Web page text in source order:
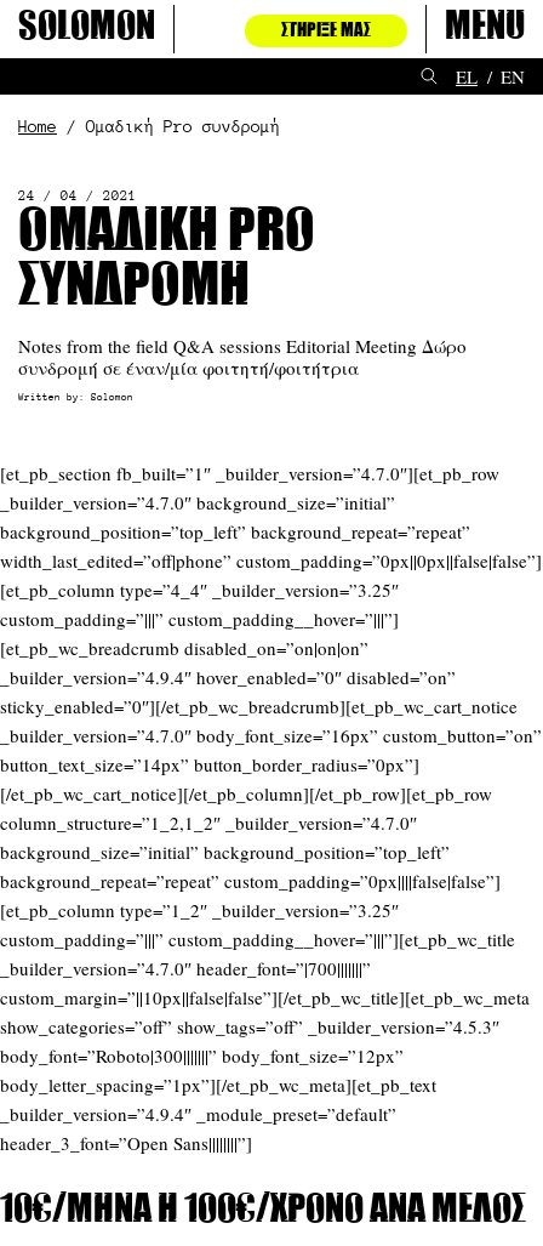
Μετάβαση
στοSolomon ΣΤΉΡΙΞΈ ΜΑΣ Menu
EL EN
Home Ομαδική Pro συνδρομή
24 / 04 / 2021
Ομαδική Pro
συνδρομή
Notes from the field Q&A sessions Editorial Meeting Δώρο
συνδρομή σε έναν/μία φοιτητή/φοιτήτρια
Written by: Solomon
[et_pb_section fb_built=”1″ _builder_version=”4.7.0″][et_pb_row
_builder_version=”4.7.0″ background_size=”initial”
background_position=”top_left” background_repeat=”repeat”
width_last_edited=”off|phone” custom_padding=”0px||0px||false|false”]
[et_pb_column type=”4_4″ _builder_version=”3.25″
custom_padding=”|||” custom_padding__hover=”|||”]
[et_pb_wc_breadcrumb disabled_on=”on|on|on”
_builder_version=”4.9.4″ hover_enabled=”0″ disabled=”on”
sticky_enabled=”0″][/et_pb_wc_breadcrumb][et_pb_wc_cart_notice
_builder_version=”4.7.0″ body_font_size=”16px” custom_button=”on”
button_text_size=”14px” button_border_radius=”0px”]
[/et_pb_wc_cart_notice][/et_pb_column][/et_pb_row][et_pb_row
column_structure=”1_2,1_2″ _builder_version=”4.7.0″
background_size=”initial” background_position=”top_left”
background_repeat=”repeat” custom_padding=”0px||||false|false”]
[et_pb_column type=”1_2″ _builder_version=”3.25″
custom_padding=”|||” custom_padding__hover=”|||”][et_pb_wc_title
_builder_version=”4.7.0″ header_font=”|700|||||||”
custom_margin=”||10px||false|false”][/et_pb_wc_title][et_pb_wc_meta
show_categories=”off” show_tags=”off” _builder_version=”4.5.3″
body_font=”Roboto|300|||||||” body_font_size=”12px”
body_letter_spacing=”1px”][/et_pb_wc_meta][et_pb_text
_builder_version=”4.9.4″ _module_preset=”default”
header_3_font=”Open Sans||||||||”]
10€/μήνα ή 100€/χρόνο ανά μέλος